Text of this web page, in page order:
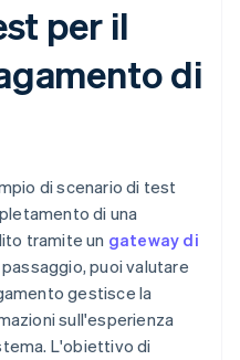
per il
di
di scenario di test
di una
tramite un gateway di
puoi valutare
gestisce la
sull'esperienza
L'obiettivo di